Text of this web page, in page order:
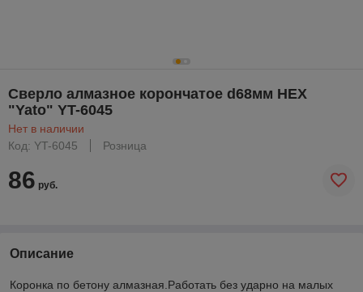
Cверло алмазное корончатое d68мм HEX
"Yato" YT-6045
Нет в наличии
Код: YT-6045
Розница
86 руб.
Описание
Коронка по бетону алмазная.Работать без ударно на малых